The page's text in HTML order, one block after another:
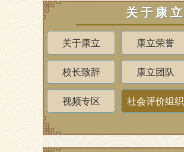
关于康立
关于康立 康立荣誉
校长致辞 康立团队
视频专区 社会评价组织